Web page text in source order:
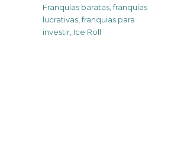
Franquias baratas ,franquias
lucrativas ,franquias para
investir Ice Roll